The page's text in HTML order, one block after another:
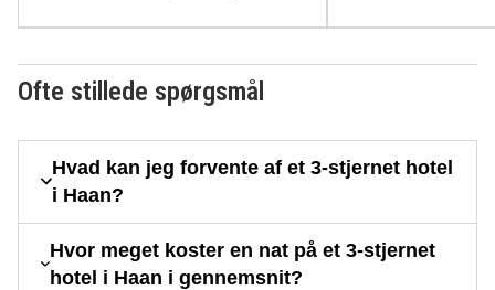
Ofte stillede spørgsmål
Hvad kan jeg forvente af et 3-stjernet hotel
i Haan?
Hvor meget koster en nat på et 3-stjernet
hotel i Haan i gennemsnit?